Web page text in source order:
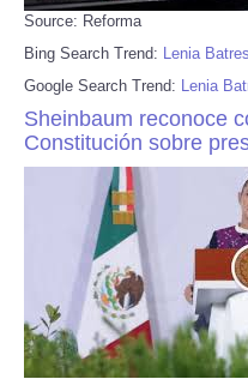
Source: Reforma
Bing Search Trend:
Lenia Batres
Google Search Trend:
Lenia
Sheinbaum reconoce
Constitución sobre